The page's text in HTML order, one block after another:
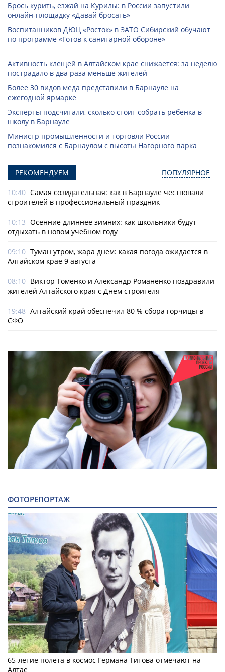
Брось курить, езжай на Курилы: в России запустили
онлайн-­площадку «Давай бросать»
Воспитанников ДЮЦ «Росток» в ЗАТО Сибирский обучают
по программе «Готов к санитарной обороне»
Активность клещей в Алтайском крае снижается: за неделю
пострадало в два раза меньше жителей
Более 30 видов меда представили в Барнауле на
ежегодной ярмарке
Эксперты подсчитали, сколько стоит собрать ребенка в
школу в Барнауле
Министр промышленности и торговли России
познакомился с Барнаулом с высоты Нагорного парка
РЕКОМЕНДУЕМ ПОПУЛЯРНОЕ
10:40 Самая созидательная: как в Барнауле чествовали
строителей в профессиональный праздник
10:13 Осенние длиннее зимних: как школьники будут
отдыхать в новом учебном году
09:10 Туман утром, жара днем: какая погода ожидается в
Алтайском крае 9 августа
08:10 Виктор Томенко и Александр Романенко поздравили
жителей Алтайского края с Днем строителя
19:48 Алтайский край обеспечил 80 % сбора горчицы в
СФО
ФОТОРЕПОРТАЖ
65-летие полета в космос Германа Титова отмечают на
Алтае